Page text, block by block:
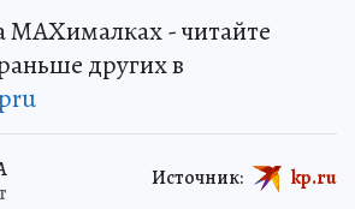
- читайте
других в
Источник: kp.ru